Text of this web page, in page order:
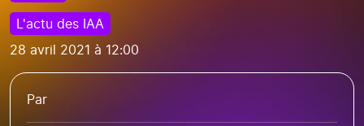
L'actu des IAA
28 avril 2021 à 12:00
Par